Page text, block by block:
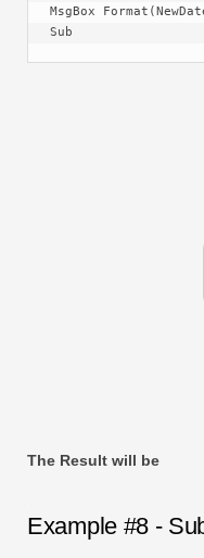
MsgBox
Sub
The Result will be
Example #8 -